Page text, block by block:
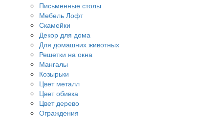
Письменные столы
Мебель Лофт
Скамейки
Декор для дома
Для домашних животных
Решетки на окна
Мангалы
Козырьки
Цвет металл
Цвет обивка
Цвет дерево
Ограждения